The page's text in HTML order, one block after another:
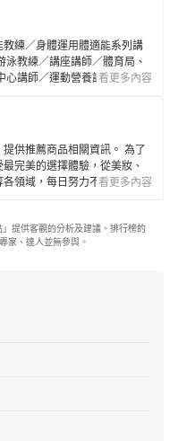
練／身體運用體適能系列講
泳教練／講座講師／體育局、
心講師／運動營養訓練證照／
看更多內容
供推薦商品相關資訊。 為了
完美的選擇體驗，從美妝、
領域，每日努力不懈地製作
看更多內容
提供客觀的分析及建議。排行榜的
家、達人並無參與。